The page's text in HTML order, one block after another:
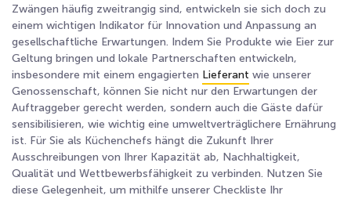
Zwängen häufig zweitrangig sind, entwickeln sie sich doch zu
einem wichtigen Indikator für Innovation und Anpassung an
gesellschaftliche Erwartungen. Indem Sie Produkte wie Eier zur
Geltung bringen und lokale Partnerschaften entwickeln,
insbesondere mit einem engagierten Lieferant wie unserer
Genossenschaft, können Sie nicht nur den Erwartungen der
Auftraggeber gerecht werden, sondern auch die Gäste dafür
sensibilisieren, wie wichtig eine umweltverträglichere Ernährung
ist. Für Sie als Küchenchefs hängt die Zukunft Ihrer
Ausschreibungen von Ihrer Kapazität ab, Nachhaltigkeit,
Qualität und Wettbewerbsfähigkeit zu verbinden. Nutzen Sie
diese Gelegenheit, um mithilfe unserer Checkliste Ihr